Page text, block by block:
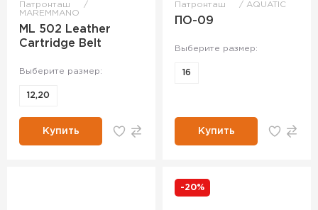
Патронташ
MAREMMANO
ML 502 Leather
Cartridge Belt
Выберите размер:
12,20
Купить
Патронташ AQUATIC
ПО-09
Выберите размер:
16
Купить
-20%